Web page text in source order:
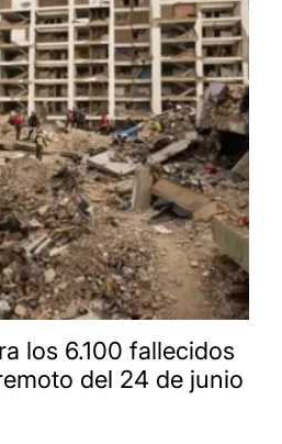
los 6.100 fallecidos
del 24 de junio